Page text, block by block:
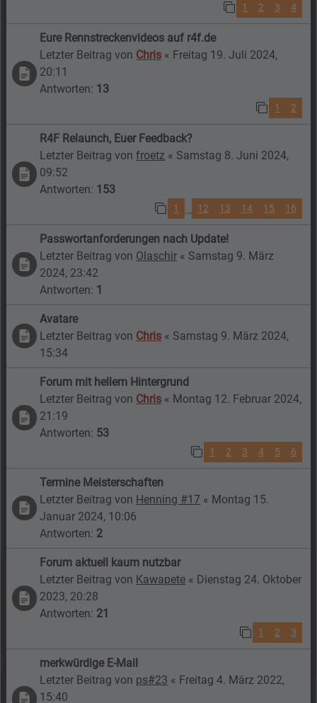
1 2 3 4
Eure Rennstreckenvideos auf r4f.de
Letzter Beitrag von Chris « Freitag 19. Juli 2024,
20:11
Antworten: 13
1 2
R4F Relaunch, Euer Feedback?
Letzter Beitrag vonfroetz « Samstag 8. Juni 2024,
09:52
Antworten: 153
1 … 12 13 14 15 16
Passwortanforderungen nach Update!
Letzter Beitrag von Olaschir « Samstag 9. März
2024, 23:42
Antworten: 1
Avatare
Letzter Beitrag von Chris « Samstag 9. März 2024,
15:34
Forum mit hellem Hintergrund
Letzter Beitrag von Chris « Montag 12. Februar 2024,
21:19
Antworten: 53
1 2 3 4 5 6
Termine Meisterschaften
Letzter Beitrag von Henning #17 « Montag 15.
Januar 2024, 10:06
Antworten: 2
Forum aktuell kaum nutzbar
Letzter Beitrag von Kawapete « Dienstag 24. Oktober
2023, 20:28
Antworten: 21
1 2 3
merkwürdige E-Mail
Letzter Beitrag von ps#23 « Freitag 4. März 2022,
15:40